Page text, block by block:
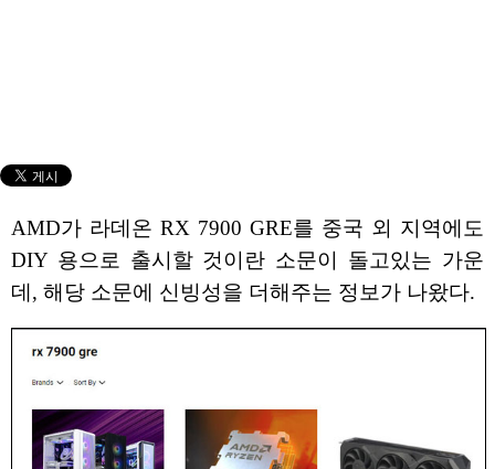
AMD가 라데온 RX 7900 GRE를 중국 외 지역에도
DIY 용으로 출시할 것이란 소문이 돌고있는 가운
데, 해당 소문에 신빙성을 더해주는 정보가 나왔다.